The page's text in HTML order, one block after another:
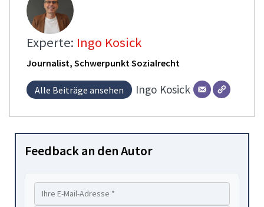
Experte: Ingo Kosick
Journalist, Schwerpunkt Sozialrecht
Alle Beiträge ansehen Ingo Kosick
Feedback an den Autor